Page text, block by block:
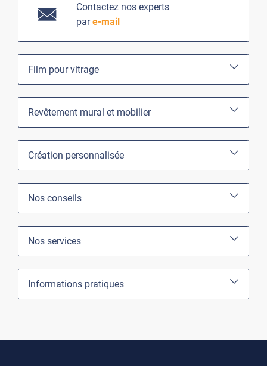
Contactez nos experts
pare-mail
Film pour vitrage
Revêtement mural et mobilier
Création personnalisée
Nos conseils
Nos services
Informations pratiques